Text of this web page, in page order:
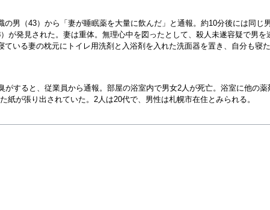
男（43）から「妻が睡眠薬を大量に飲んだ」と通報。約10分後には同じ
が発見された。妻は重体。無理心中を図ったとして、殺人未遂容疑で男を
いる妻の枕元にトイレ用洗剤と入浴剤を入れた洗面器を置き、自分も寝
すると、従業員から通報。部屋の浴室内で男女2人が死亡。浴室に他の
が張り出されていた。2人は20代で、男性は札幌市在住とみられる。